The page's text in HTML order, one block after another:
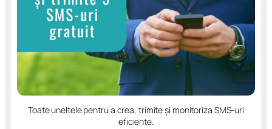
Toate uneltele pentru a crea, trimite și monitoriza SMS-uri
eficiente.